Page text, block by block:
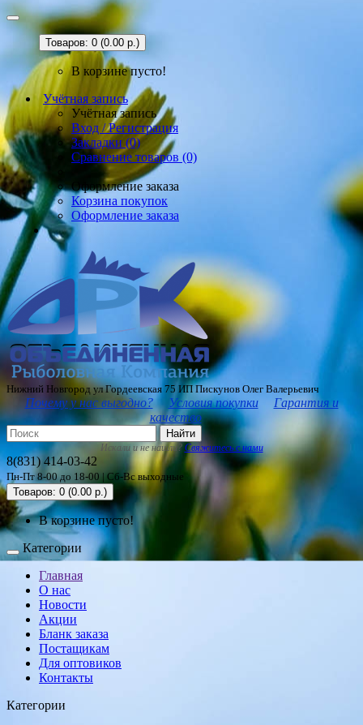
Товаров: 0 (0.00 р.)
В корзине пусто!
Учётная запись
Учётная запись
Вход / Регистрация
Закладки (0)
Сравнение товаров (0)
Оформление заказа
Корзина покупок
Оформление заказа
Нижний Новгород ул Гордеевская 75 ИП Пискунов Олег Валерьевич
Почему у нас выгодно? Условия покупки
Гарантия и
качество
Найти
Искали и не нашли? Свяжитесь с нами
8(831) 414-03-42
Пн-Пт 8-00 до 18-00 | Сб-Вс выходные
Товаров: 0 (0.00 р.)
В корзине пусто!
Категории
Главная
О нас
Новости
Акции
Бланк заказа
Постащикам
Для оптовиков
Контакты
Категории